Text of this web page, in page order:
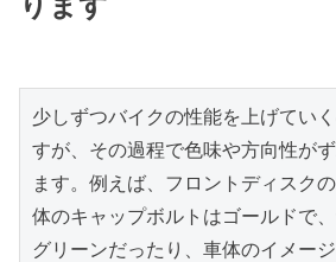
ります
少しずつバイクの性能を上げてい
すが、その過程で色味や方向性が
ます。例えば、フロントディスク
体のキャップボルトはゴールドで
グリーンだったり、車体のイメー